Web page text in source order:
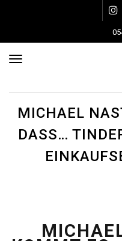
MICHAEL
DASS…